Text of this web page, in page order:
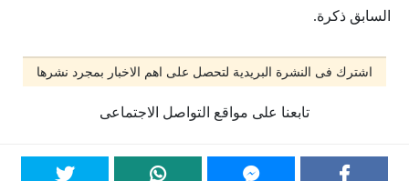
السابق ذكرة.
اشترك فى النشرة البريدية لتحصل على اهم الاخبار بمجرد نشرها
تابعنا على مواقع التواصل الاجتماعى